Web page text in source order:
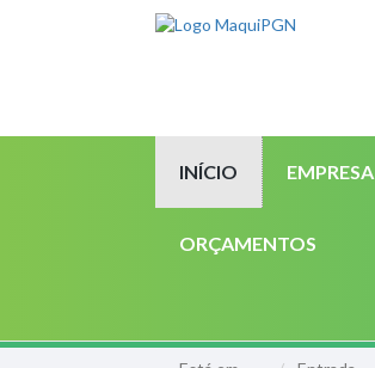
INÍCIO EMPRESA
ORÇAMENTOS